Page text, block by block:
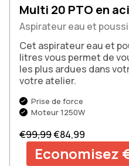
Multi 20 PTO en
Aspirateur eau et
Cet aspirateur eau et
litres vous permet de
les plus ardues dans
votre atelier.
Prise de force
Moteur 1250W
Prix normal
€99,99Prix de vente
€84,99
Economisez